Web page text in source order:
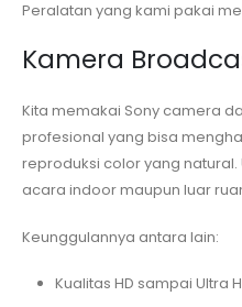
Peralatan yang kami pakai
Kamera
Kita memakai Sony camera
profesional yang bisa
reproduksi color yang
acara indoor maupun luar
Keunggulannya antara lain:
Kualitas HD sampai Ultra